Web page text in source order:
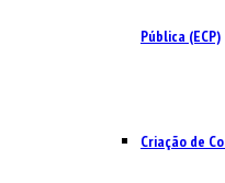
Pública (ECP)
Criação de